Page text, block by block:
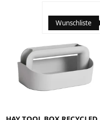
Wunschliste